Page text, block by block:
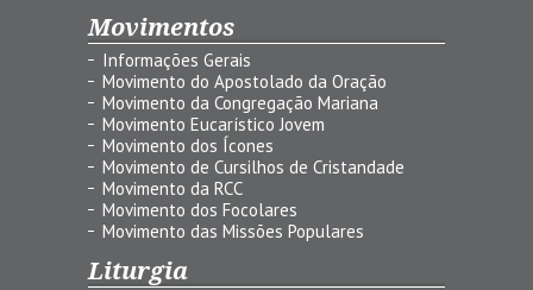
Movimentos
Informações Gerais
Movimento do Apostolado da Oração
Movimento da Congregação Mariana
Movimento Eucarístico Jovem
Movimento dos Ícones
Movimento de Cursilhos de Cristandade
Movimento da RCC
Movimento dos Focolares
Movimento das Missões Populares
Liturgia